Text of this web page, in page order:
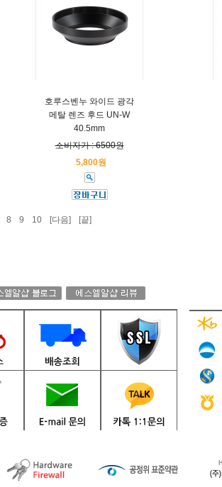
호루스벤누 와이드 광각
메탈 렌즈 후드 UN-W
40.5mm
소비자가 : 6500원
5,800원
8 9 10 [다음] [끝]